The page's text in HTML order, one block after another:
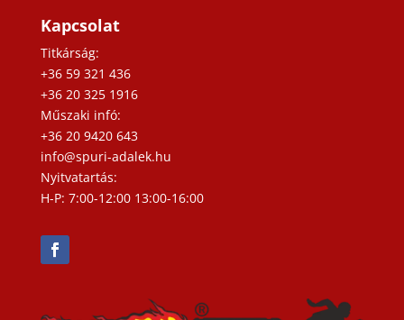
Kapcsolat
Titkárság:
+36 59 321 436
+36 20 325 1916
Műszaki infó:
+36 20 9420 643
info@spuri-adalek.hu
Nyitvatartás:
H-P: 7:00-12:00 13:00-16:00